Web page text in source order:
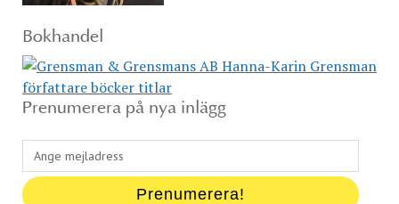
Bokhandel
Prenumerera på nya inlägg
Ange
mejladress
Prenumerera!